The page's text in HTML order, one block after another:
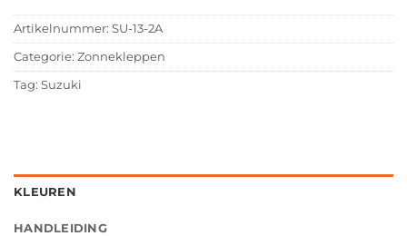
Artikelnummer: SU-13-2A
Categorie: Zonnekleppen
Tag: Suzuki
KLEUREN
HANDLEIDING